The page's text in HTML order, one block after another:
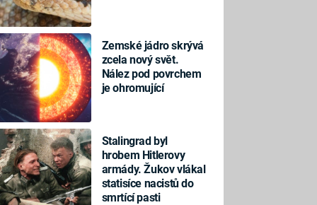
Zemské jádro skrývá
zcela nový svět.
Nález pod povrchem
je ohromující
Stalingrad byl
hrobem Hitlerovy
armády. Žukov vlákal
statisíce nacistů do
smrtící pasti